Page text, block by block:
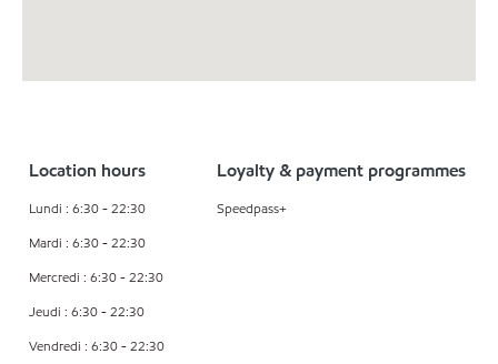
Location hours
Lundi : 6:30 - 22:30
Mardi : 6:30 - 22:30
Mercredi : 6:30 - 22:30
Jeudi : 6:30 - 22:30
Vendredi : 6:30 - 22:30
Loyalty & payment programmes
Speedpass+